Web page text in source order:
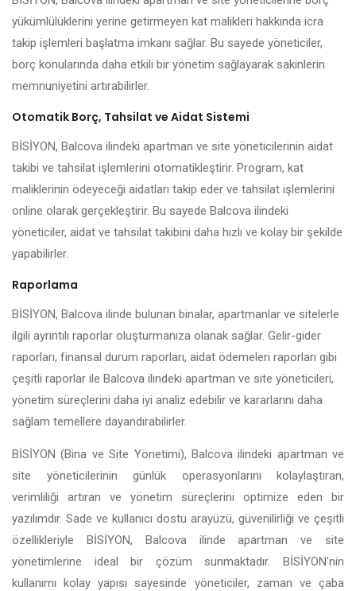
yükümlülüklerini yerine getirmeyen kat malikleri hakkında icra
takip işlemleri başlatma imkanı sağlar. Bu sayede yöneticiler,
borç konularında daha etkili bir yönetim sağlayarak sakinlerin
memnuniyetini artırabilirler.
Otomatik Borç, Tahsilat ve Aidat Sistemi
BİSİYON, Balcova ilindeki apartman ve site yöneticilerinin aidat
takibi ve tahsilat işlemlerini otomatikleştirir. Program, kat
maliklerinin ödeyeceği aidatları takip eder ve tahsilat işlemlerini
online olarak gerçekleştirir. Bu sayede Balcova ilindeki
yöneticiler, aidat ve tahsilat takibini daha hızlı ve kolay bir şekilde
yapabilirler.
Raporlama
BİSİYON, Balcova ilinde bulunan binalar, apartmanlar ve sitelerle
ilgili ayrıntılı raporlar oluşturmanıza olanak sağlar. Gelir-gider
raporları, finansal durum raporları, aidat ödemeleri raporları gibi
çeşitli raporlar ile Balcova ilindeki apartman ve site yöneticileri,
yönetim süreçlerini daha iyi analiz edebilir ve kararlarını daha
sağlam temellere dayandırabilirler.
BİSİYON (Bina ve Site Yönetimi), Balcova ilindeki apartman ve
site yöneticilerinin günlük operasyonlarını kolaylaştıran,
verimliliği artıran ve yönetim süreçlerini optimize eden bir
yazılımdır. Sade ve kullanıcı dostu arayüzü, güvenilirliği ve çeşitli
özellikleriyle BİSİYON, Balcova ilinde apartman ve site
yönetimlerine ideal bir çözüm sunmaktadır. BİSİYON'nin
kullanımı kolay yapısı sayesinde yöneticiler, zaman ve çaba